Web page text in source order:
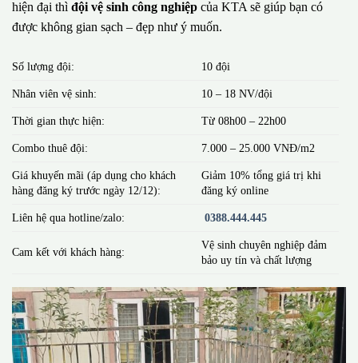
hiện đại thì đội vệ sinh công nghiệp của KTA sẽ giúp bạn có
được không gian sạch – đẹp như ý muốn.
Số lượng đội: 10 đội
Nhân viên vệ sinh: 10 – 18 NV/đội
Thời gian thực hiện: Từ 08h00 – 22h00
Combo thuê đội: 7.000 – 25.000 VNĐ/m2
Giá khuyến mãi (áp dụng cho khách
hàng đăng ký trước ngày 12/12):
Giảm 10% tổng giá trị khi
đăng ký online
Liên hệ qua hotline/zalo: 0388.444.445
Cam kết với khách hàng:
Vệ sinh chuyên nghiệp đảm
bảo uy tín và chất lượng